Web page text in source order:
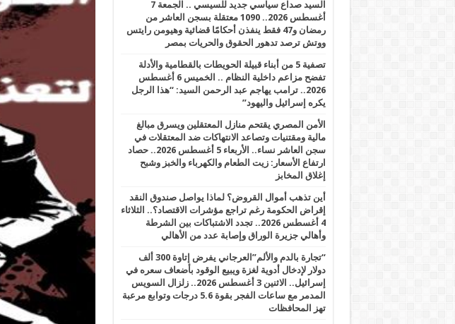
السيد صداع سياسي جديد للسيسي .. الجمعة 7
أغسطس 2026.. 1090 معتقلة بسجن العاشر من
رمضان و47 فقط ينفذن أحكامًا قضائية وهيومن رايتس
ووتش ترصد تدهور الحقوق والحريات بمصر
تصفية 5 من أبناء قبيلة الحويطات بالقطامية والأدلة
تفضح مزاعم داخلية النظام .. الخميس 6 أغسطس
2026.. ترامب يهاجم عبد الرحمن السيد: “هذا الرجل
يكره إسرائيل واليهود”
الأمن المصري يقتحم منازل المعتقلين ويسرق مبالغ
مالية ومقتنيات وتصاعد الانتهاكات ضد المعتقلات في
سجن العاشر نساء.. الأربعاء 5 أغسطس 2026.. حصاد
ارتفاع الأسعار: زيت الطعام والكهرباء والخبز وشبح
إغلاق المخابز
أين تذهب أموال القروض؟ لماذا يواصل صندوق النقد
إقراض الحكومة رغم تراجع مؤشرات الاقتصاد؟.. الثلاثاء
4 أغسطس 2026.. تجدد الاشتباكات بين الشرطة
وأهالي جزيرة الوراق وإصابة عدد من الأهالي
“تجارة بالدم والألم”العرجاني يفرض إتاوة 300 ألف
دولار لإدخال أدوية لغزة ويبيع الوقود بأضعاف سعره في
إسرائيل.. الاثنين 3 أغسطس 2026.. زلزال السويس
المدمر مع ساعات الفجر بقوة 5.6 درجات وتوابع مرعبة
تهز المحافظات